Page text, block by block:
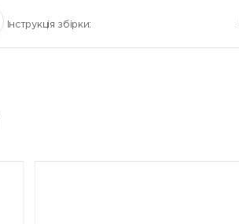
Інструкція збірки: